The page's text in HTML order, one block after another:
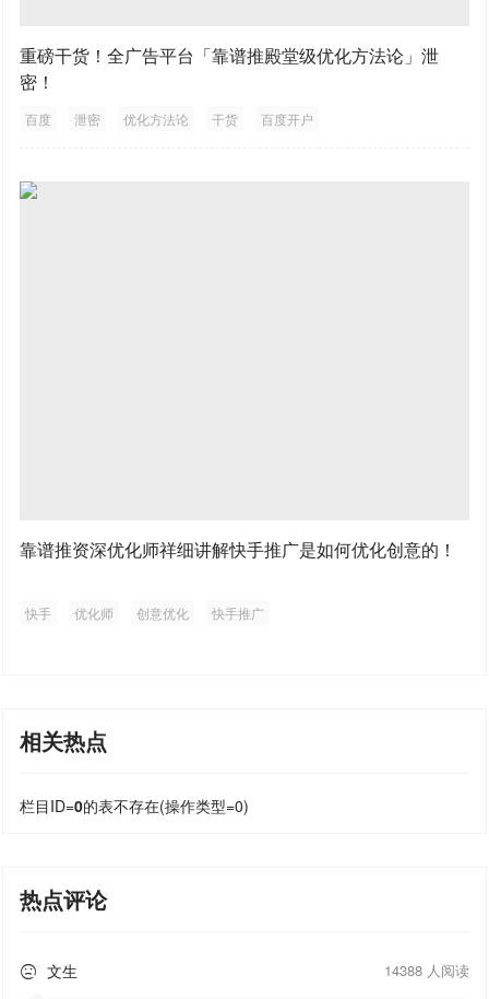
重磅干货！全广告平台「靠谱推殿堂级优化方法论」泄
密！
百度 泄密 优化方法论 干货 百度开户
靠谱推资深优化师祥细讲解快手推广是如何优化创意的！
快手 优化师 创意优化 快手推广
相关热点
栏目ID=0的表不存在(操作类型=0)
热点评论
 文生 14388 人阅读